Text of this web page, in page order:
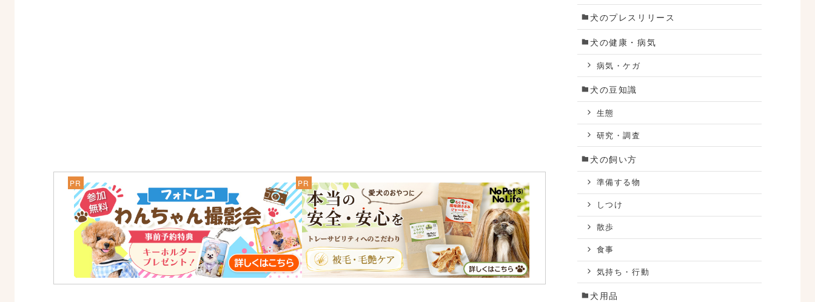
犬のプレスリリース
犬の健康・病気
病気・ケガ
犬の豆知識
生態
研究・調査
犬の飼い方
準備する物
しつけ
散歩
食事
気持ち・行動
犬用品